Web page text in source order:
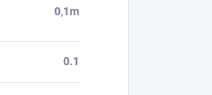
0,1m
0.1